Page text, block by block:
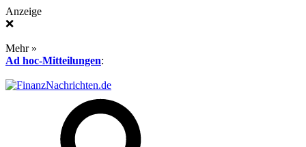
Anzeige
❌
Mehr »
Ad hoc-Mitteilungen: